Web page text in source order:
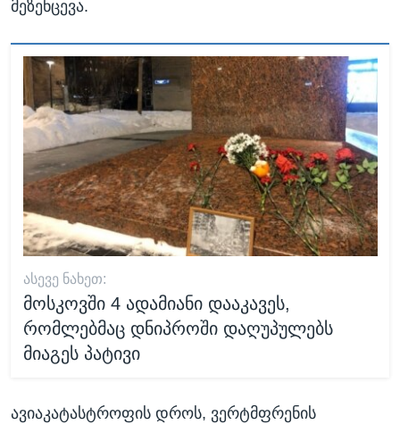
მეზენცევა.
ᲐᲡᲔᲕᲔ ᲜᲐᲮᲔᲗ:
მოსკოვში 4 ადამიანი დააკავეს,
რომლებმაც დნიპროში დაღუპულებს
მიაგეს პატივი
ავიაკატასტროფის დროს, ვერტმფრენის